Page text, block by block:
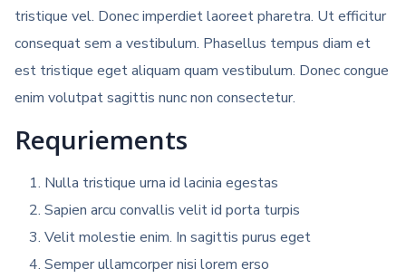
tristique vel. Donec imperdiet laoreet pharetra. Ut efficitur
consequat sem a vestibulum. Phasellus tempus diam et
est tristique eget aliquam quam vestibulum. Donec congue
enim volutpat sagittis nunc non consectetur.
Requriements
Nulla tristique urna id lacinia egestas
Sapien arcu convallis velit id porta turpis
Velit molestie enim. In sagittis purus eget
Semper ullamcorper nisi lorem erso